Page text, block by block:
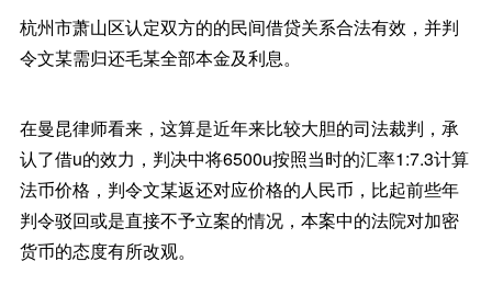
杭州市萧山区认定双方的的民间借贷关系合法有效，并判
令文某需归还毛某全部本金及利息。
在曼昆律师看来，这算是近年来比较大胆的司法裁判，承
认了借u的效力，判决中将6500u按照当时的汇率1:7.3计算
法币价格，判令文某返还对应价格的人民币，比起前些年
判令驳回或是直接不予立案的情况，本案中的法院对加密
货币的态度有所改观。